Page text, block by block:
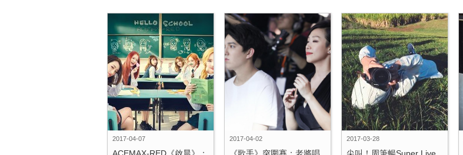
2017-04-07 2017-04-02 2017-03-28